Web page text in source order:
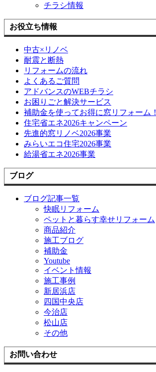
チラシ情報
お役立ち情報
中古×リノベ
耐震と断熱
リフォームの流れ
よくあるご質問
アドバンスのWEBチラシ
お困りごと解決サービス
補助金を使ってお得に窓リフォーム！
住宅省エネ2026キャンペーン
先進的窓リノベ2026事業
みらいエコ住宅2026事業
給湯省エネ2026事業
ブログ
ブログ記事一覧
快眠リフォーム
ペットと暮らす幸せリフォーム
商品紹介
施工ブログ
補助金
Youtube
イベント情報
施工事例
新居浜店
四国中央店
今治店
松山店
その他
お問い合わせ